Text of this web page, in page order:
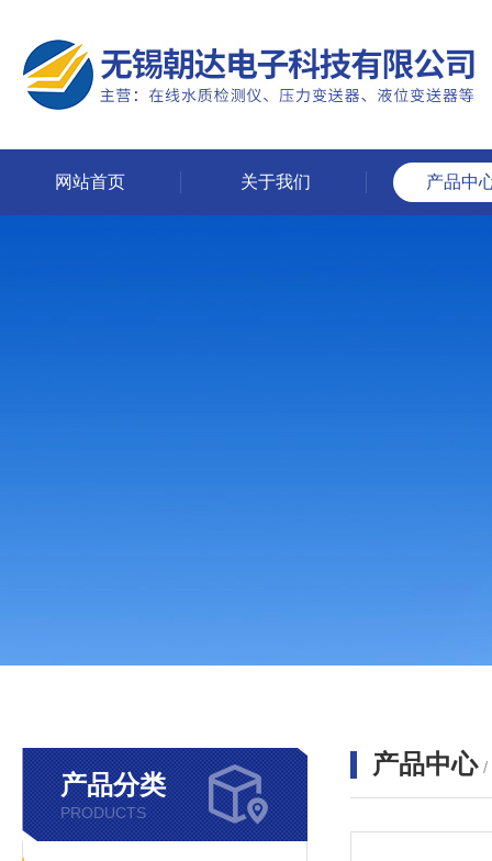
网站首页 关于我们 产品中
产品分类
PRODUCTS
产品中心 /